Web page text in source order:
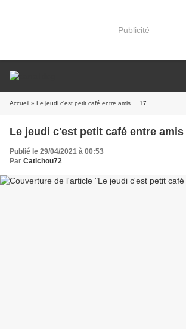
Publicité
Accueil » Le jeudi c'est petit café entre amis ... 17
Le jeudi c'est petit café entre amis
Publié le 29/04/2021 à 00:53
Par Catichou72